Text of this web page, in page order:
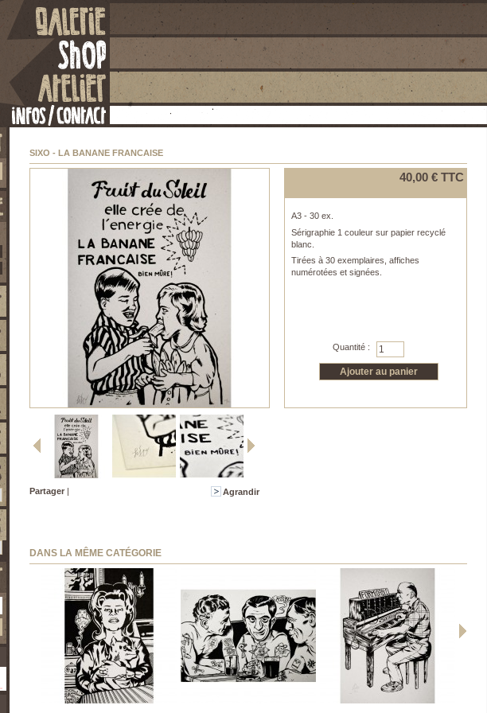
SIXO - LA BANANE FRANCAISE
Partager | Agrandir
40,00 €TTC
A3 - 30 ex.
Sérigraphie 1 couleur sur papier recyclé
blanc.
Tirées à 30 exemplaires, affiches
numérotées et signées.
Quantité :
DANS LA MÊME CATÉGORIE